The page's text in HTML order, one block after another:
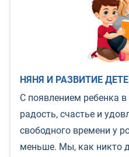
НЯНЯ И РАЗВИТИЕ
С появлением ребенка
радость, счастье и
свободного времени у
меньше. Мы, как никто